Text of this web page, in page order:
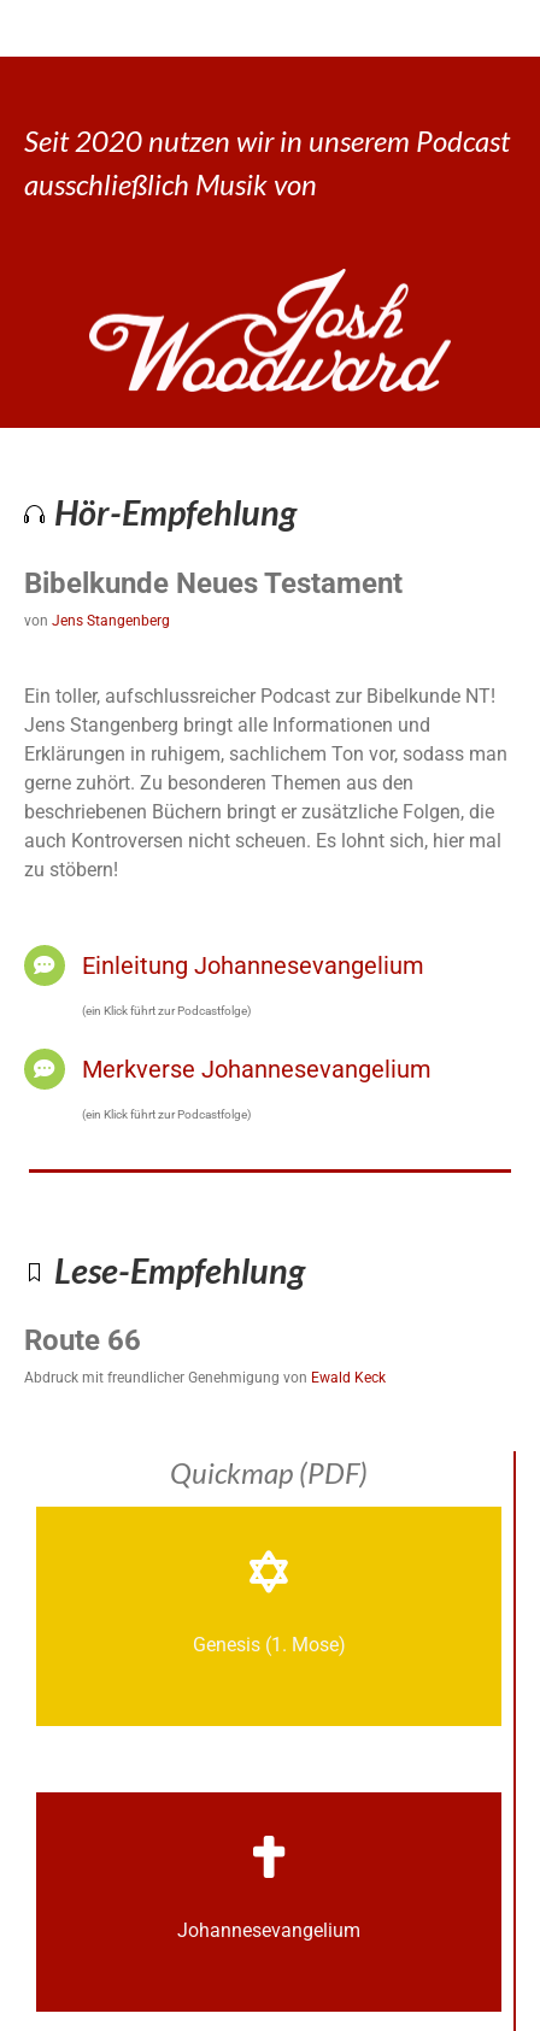
Seit 2020 nutzen wir in unserem Podcast
ausschließlich Musik von
Hör-Empfehlung
Bibelkunde Neues Testament
von Jens Stangenberg
Ein toller, aufschlussreicher Podcast zur Bibelkunde NT!
Jens Stangenberg bringt alle Informationen und
Erklärungen in ruhigem, sachlichem Ton vor, sodass man
gerne zuhört. Zu besonderen Themen aus den
beschriebenen Büchern bringt er zusätzliche Folgen, die
auch Kontroversen nicht scheuen. Es lohnt sich, hier mal
zu stöbern!
Einleitung Johannesevangelium
(ein Klick führt zur Podcastfolge)
Merkverse Johannesevangelium
(ein Klick führt zur Podcastfolge)
Lese-Empfehlung
Route 66
Abdruck mit freundlicher Genehmigung von Ewald Keck
Quickmap (PDF)
Genesis (1. Mose)
Johannes­­evangelium